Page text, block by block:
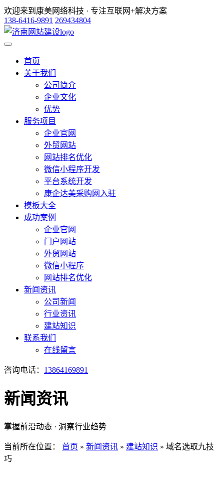
欢迎来到康美网络科技 · 专注互联网+解决方案
138-6416-9891 269434804
首页
关于我们
公司简介
企业文化
优势
服务项目
企业官网
外贸网站
网站排名优化
微信小程序开发
平台系统开发
康企达美采购网入驻
模板大全
成功案例
企业官网
门户网站
外贸网站
微信小程序
网站排名优化
新闻资讯
公司新闻
行业资讯
建站知识
联系我们
在线留言
咨询电话： 13864169891
新闻资讯
掌握前沿动态 · 洞察行业趋势
当前所在位置： 首页 » 新闻资讯 » 建站知识 » 域名选取九技
巧